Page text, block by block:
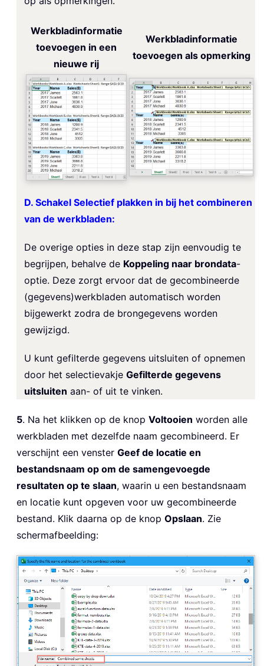
Werkbladinformatie
toevoegen in een
nieuwe rij
Werkbladinformatie
toevoegen als opmerking
D. Schakel Selectief plakken in bij het combineren
van de werkbladen:
De overige opties in deze stap zijn eenvoudig te
begrijpen, behalve de Koppeling naar brondata-
optie. Deze zorgt ervoor dat de gecombineerde
(gegevens)werkbladen automatisch worden
bijgewerkt zodra de brongegevens worden
gewijzigd.
U kunt gefilterde gegevens uitsluiten of opnemen
door het selectievakje Gefilterde gegevens
uitsluiten aan- of uit te vinken.
5. Na het klikken op de knop Voltooien worden alle
werkbladen met dezelfde naam gecombineerd. Er
verschijnt een venster Geef de locatie en
bestandsnaam op om de samengevoegde
resultaten op te slaan, waarin u een bestandsnaam
en locatie kunt opgeven voor uw gecombineerde
bestand. Klik daarna op de knop Opslaan. Zie
schermafbeelding: